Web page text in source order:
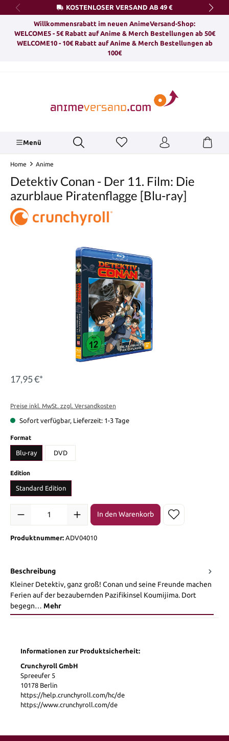
springen KOSTENLOSER VERSAND AB 49 €
Willkommensrabatt im neuen AnimeVersand-Shop:
WELCOME5 - 5€ Rabatt auf Anime & Merch Bestellungen ab 50€
WELCOME10 - 10€ Rabatt auf Anime & Merch Bestellungen ab
100€
Menü
Home Anime
Detektiv Conan - Der 11. Film: Die
azurblaue Piratenflagge [Blu-ray]
Bildergalerie überspringen
17,95 €*
Preise inkl. MwSt. zzgl. Versandkosten
Sofort verfügbar, Lieferzeit: 1-3 Tage
Formatauswählen
Blu-ray DVD
Editionauswählen
Standard Edition
Produkt Anzahl: Gib den gewünschten Wert ein oder benutze die
In den Warenkorb
Produktnummer: ADV04010
Beschreibung
Kleiner Detektiv, ganz groß! Conan und seine Freunde machen
Ferien auf der bezaubernden Pazifikinsel Koumijima. Dort
begegn… Mehr
Informationen zur Produktsicherheit:
Crunchyroll GmbH
Spreeufer 5
10178 Berlin
https://help.crunchyroll.com/hc/de
https://www.crunchyroll.com/de